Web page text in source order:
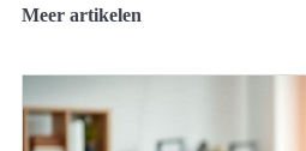
Meer artikelen